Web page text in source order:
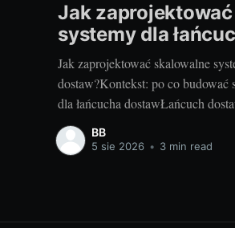
Jak
systemy dla
Jak zaprojektować skalowalne
dostaw?Kontekst: po co budować
dla łańcucha dostawŁańcuch
popytu, sezonowości i
rośnie liczba zamówień, kurierów,
BB
5 sie 2026 • 3 min read